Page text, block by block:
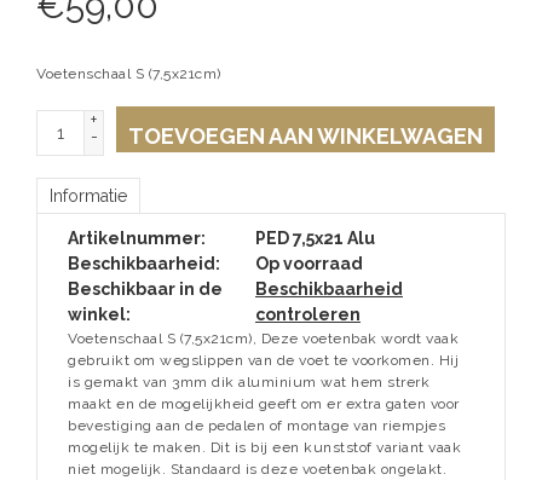
Voetenschaal S (7,5x21cm)
+
-
TOEVOEGEN AAN WINKELWAGEN
Informatie
Artikelnummer:
PED 7,5x21 Alu
Beschikbaarheid:
Op voorraad
Beschikbaar in de
winkel:
Beschikbaarheid
controleren
Voetenschaal S (7,5x21cm), Deze voetenbak wordt vaak
gebruikt om wegslippen van de voet te voorkomen. Hij
is gemakt van 3mm dik aluminium wat hem strerk
maakt en de mogelijkheid geeft om er extra gaten voor
bevestiging aan de pedalen of montage van riempjes
mogelijk te maken. Dit is bij een kunststof variant vaak
niet mogelijk. Standaard is deze voetenbak ongelakt.